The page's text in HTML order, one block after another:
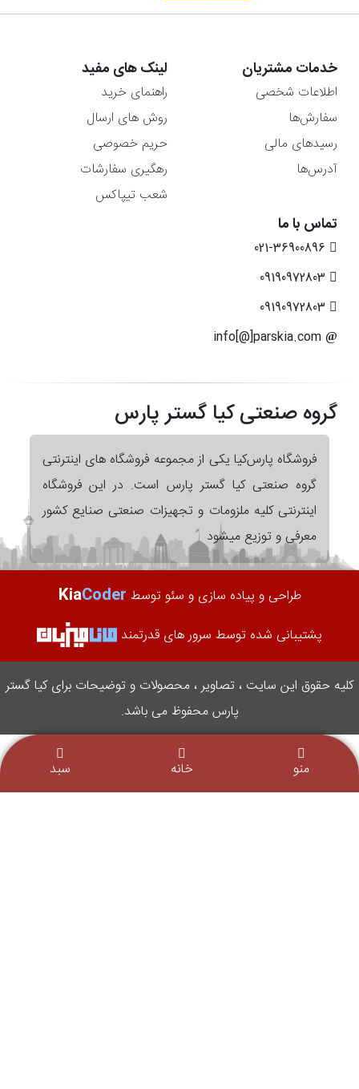
خدمات مشتریان
اطلاعات شخصی
سفارش‌ها
رسیدهای مالی
آدرس‌ها
لینک های مفید
راهنمای خرید
روش های ارسال
حریم خصوصی
رهگیری سفارشات
شعب تیپاکس
تماس با ما
گروه صنعتی کیا گستر پارس
فروشگاه پارس‌کیا یکی از مجموعه فروشگاه های اینترنتی
گروه صنعتی کیا گستر پارس است. در این فروشگاه
اینترنتی کلیه ملزومات و تجهیزات صنعتی صنایع کشور
معرفی و توزیع میشود
طراحی و پیاده سازی و سئو توسط KiaCoder
پشتیبانی شده توسط سرور های قدرتمند
کلیه حقوق این سایت ، تصاویر ، محصولات و توضیحات برای کیا گستر
پارس محفوظ می باشد.
منو خانه سبد